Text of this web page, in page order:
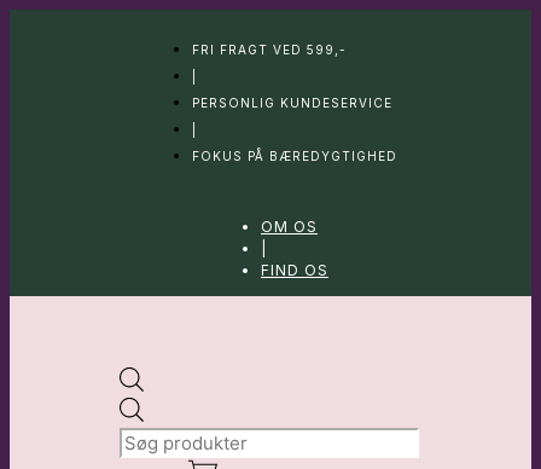
FRI FRAGT VED 599,-
PERSONLIG KUNDESERVICE
FOKUS PÅ BÆREDYGTIGHED
OM OS
FIND OS
search